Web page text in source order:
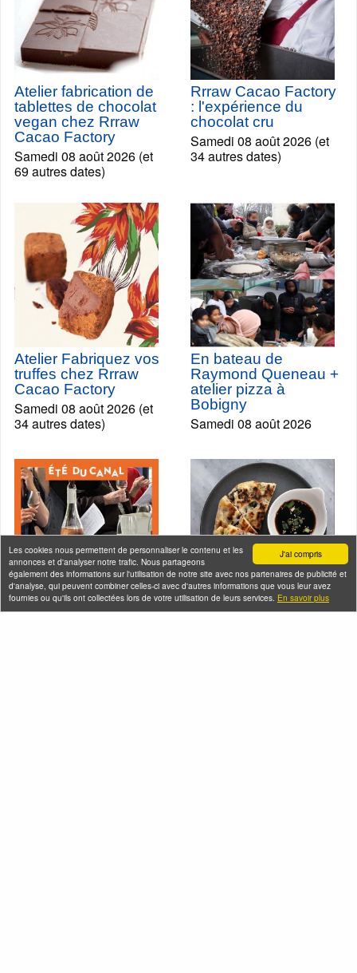
J'ai compris
Les cookies nous permettent de personnaliser le contenu et les
annonces et d'analyser notre trafic. Nous partageons
également des informations sur l'utilisation de notre site avec nos partenaires de publicité et
d'analyse, qui peuvent combiner celles-ci avec d'autres informations que vous leur avez
fournies ou qu'ils ont collectées lors de votre utilisation de leurs services. En savoir plus
Atelier fabrication de
tablettes de chocolat
vegan chez Rrraw
Cacao Factory
Samedi 08 août 2026 (et
69 autres dates)
Rrraw Cacao Factory
: l'expérience du
chocolat cru
Samedi 08 août 2026 (et
34 autres dates)
Atelier Fabriquez vos
truffes chez Rrraw
Cacao Factory
Samedi 08 août 2026 (et
34 autres dates)
En bateau de
Raymond Queneau +
atelier pizza à
Bobigny
Samedi 08 août 2026
Croisière dégustation
Visites gourmandes -